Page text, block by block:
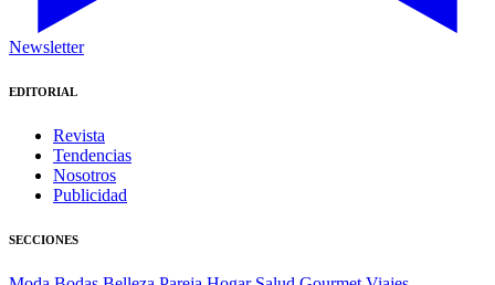
Newsletter
EDITORIAL
Revista
Tendencias
Nosotros
Publicidad
SECCIONES